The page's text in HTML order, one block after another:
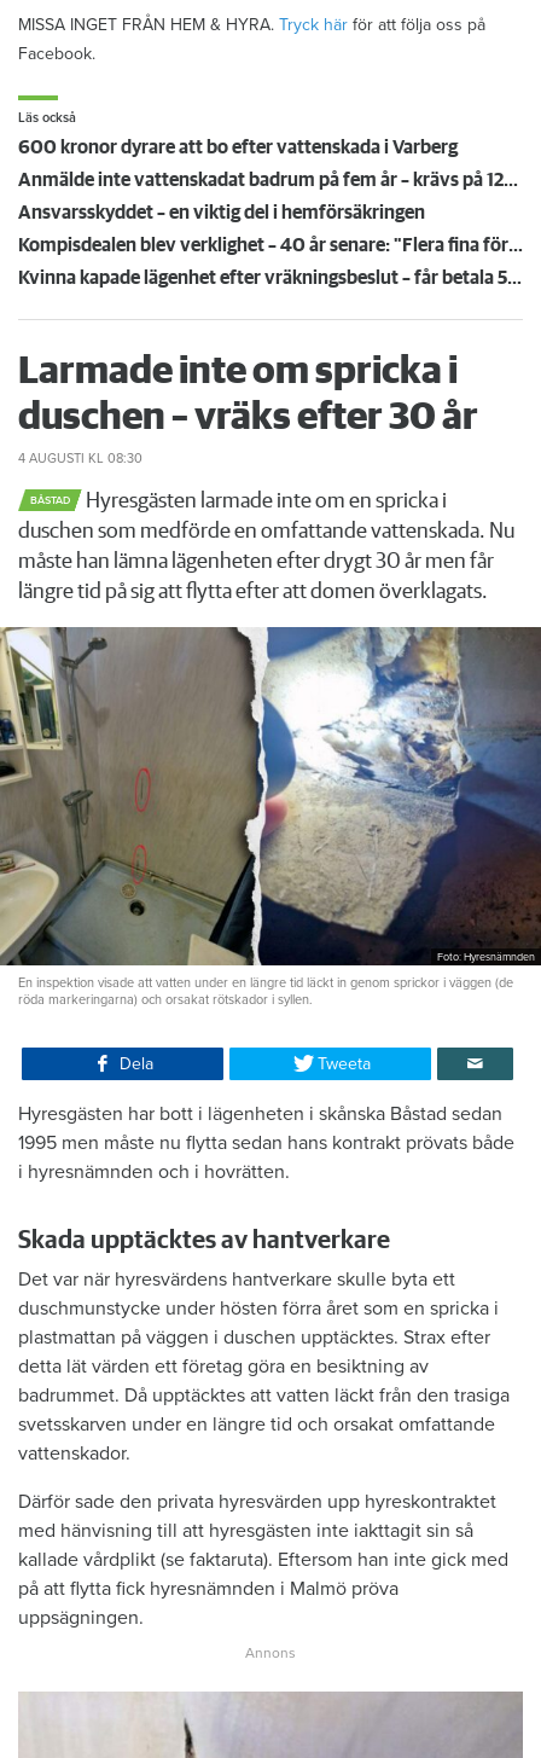
MISSA INGET FRÅN HEM & HYRA. Tryck här för att följa oss på
Facebook.
Läs också
600 kronor dyrare att bo efter vattenskada i Varberg
Anmälde inte vattenskadat badrum på fem år – krävs på 125 000 kronor
Ansvarsskyddet – en viktig del i hemförsäkringen
Kompisdealen blev verklighet – 40 år senare: "Flera fina fördelar med att dela bostad"
Kvinna kapade lägenhet efter vräkningsbeslut – får betala 50 000
Larmade inte om spricka i
duschen – vräks efter 30 år
4 AUGUSTI KL 08:30
BÅSTAD
Hyresgästen larmade inte om en spricka i
duschen som medförde en omfattande vattenskada. Nu
måste han lämna lägenheten efter drygt 30 år men får
längre tid på sig att flytta efter att domen överklagats.
Foto: Hyresnämnden
En inspektion visade att vatten under en längre tid läckt in genom sprickor i väggen (de
röda markeringarna) och orsakat rötskador i syllen.
Dela Tweeta
Hyresgästen har bott i lägenheten i skånska Båstad sedan
1995 men måste nu flytta sedan hans kontrakt prövats både
i hyresnämnden och i hovrätten.
Skada upptäcktes av hantverkare
Det var när hyresvärdens hantverkare skulle byta ett
duschmunstycke under hösten förra året som en spricka i
plastmattan på väggen i duschen upptäcktes. Strax efter
detta lät värden ett företag göra en besiktning av
badrummet. Då upptäcktes att vatten läckt från den trasiga
svetsskarven under en längre tid och orsakat omfattande
vattenskador.
Därför sade den privata hyresvärden upp hyreskontraktet
med hänvisning till att hyresgästen inte iakttagit sin så
kallade vårdplikt (se faktaruta). Eftersom han inte gick med
på att flytta fick hyresnämnden i Malmö pröva
uppsägningen.